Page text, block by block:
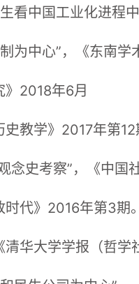
中国工业化进程
中心”，《东南学
》2018年6月
教学》2017年第12
念史考察”，《中
代》2016年第3期。
华大学学报（哲学